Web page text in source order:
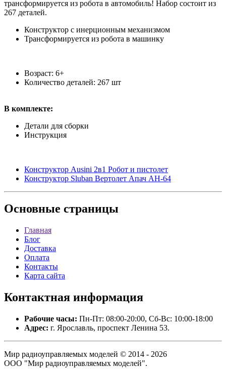
трансформируется из робота в автомобиль! Набор состоит из
267 деталей.
Конструктор с инерционным механизмом
Трансформируется из робота в машинку
Возраст: 6+
Количество деталей: 267 шт
В комплекте:
Детали для сборки
Инструкция
Конструктор Ausini 2в1 Робот и пистолет
Конструктор Sluban Вертолет Апач AH-64
Основные страницы
Главная
Блог
Доставка
Оплата
Контакты
Карта сайта
Контактная информация
Рабочие часы: Пн-Пт: 08:00-20:00, Сб-Вс: 10:00-18:00
Адрес: г. Ярославль, проспект Ленина 53.
Мир радиоуправляемых моделей © 2014 - 2026
ООО "Мир радиоуправляемых моделей".